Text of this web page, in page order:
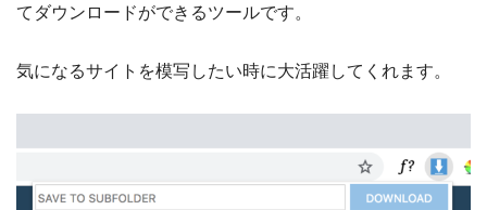
てダウンロードができるツールです。
気になるサイトを模写したい時に大活躍してくれます。